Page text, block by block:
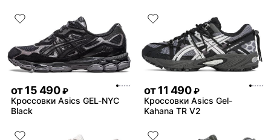
от15 490 ₽
Кроссовки Asics GEL-NYC
Black
от11 490 ₽
Кроссовки Asics Gel-
Kahana TR V2